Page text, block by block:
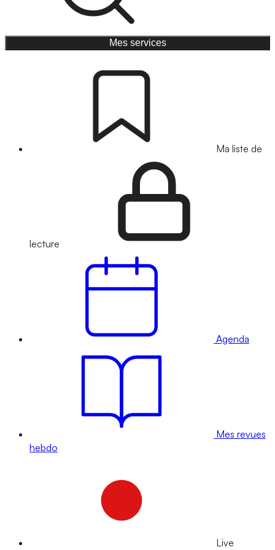
Mes services
Ma liste de
lecture
Agenda
Mes revues
hebdo
Live